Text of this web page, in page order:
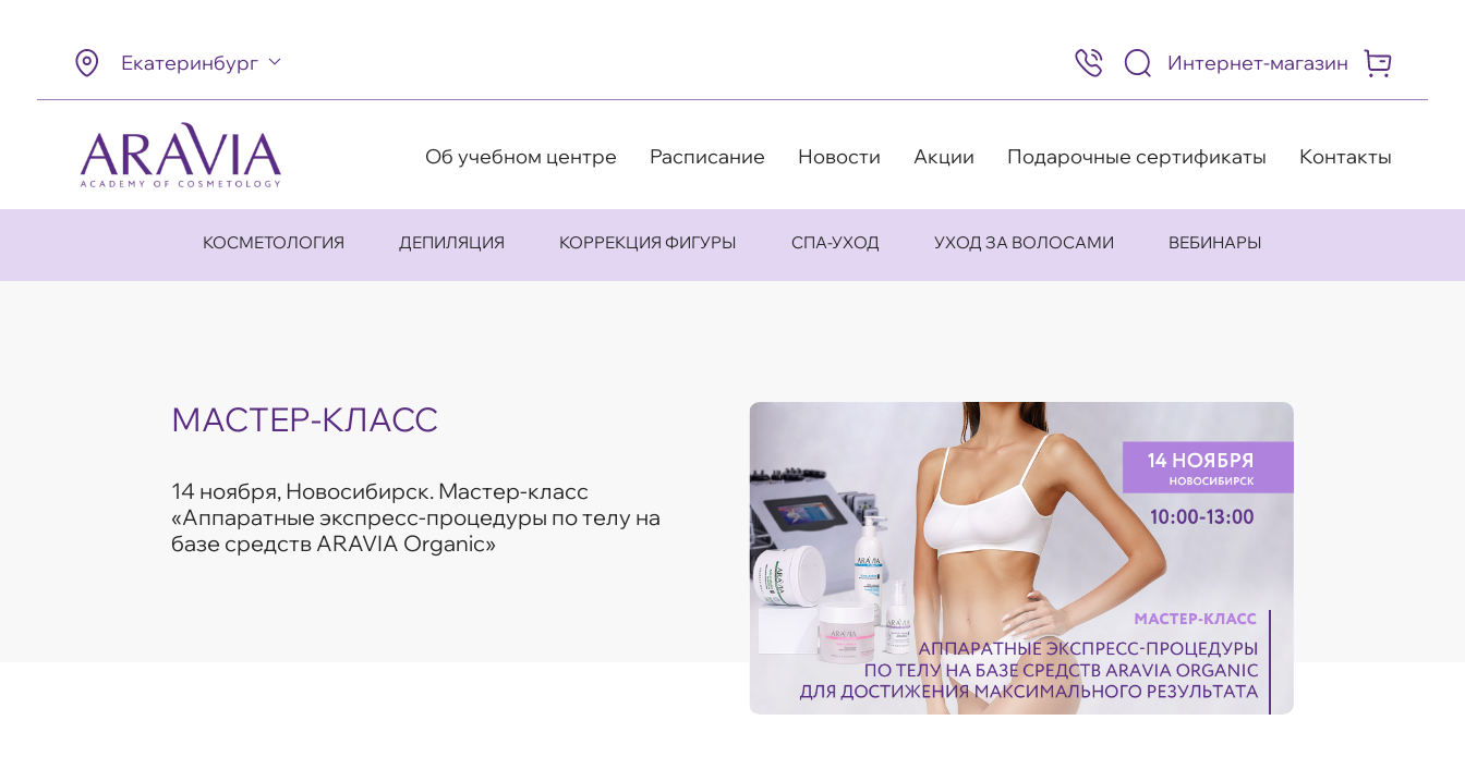
Екатеринбург
8
(495)
505-
98
Интернет-магазин
Об учебном центре Расписание Новости Акции Подарочные сертификаты Контакты
КОСМЕТОЛОГИЯ ДЕПИЛЯЦИЯ КОРРЕКЦИЯ ФИГУРЫ СПА-УХОД УХОД ЗА ВОЛОСАМИ ВЕБИНАРЫ
МАСТЕР-КЛАСС
14 ноября, Новосибирск. Мастер-класс
«Аппаратные экспресс-процедуры по телу на
базе средств ARAVIA Organic»